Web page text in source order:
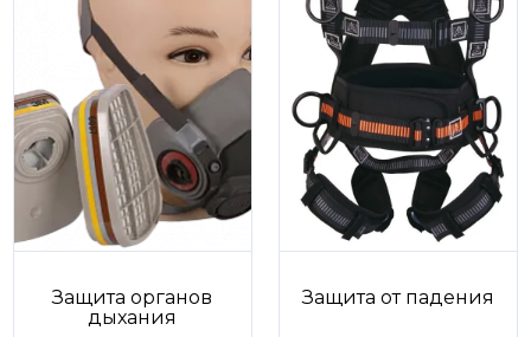
Защита органов
дыхания
Защита от падения